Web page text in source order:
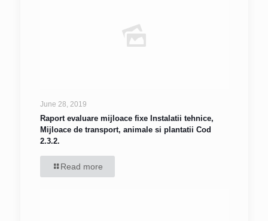
June 28, 2019
Raport evaluare mijloace fixe Instalatii tehnice,
Mijloace de transport, animale si plantatii Cod
2.3.2.
Read more